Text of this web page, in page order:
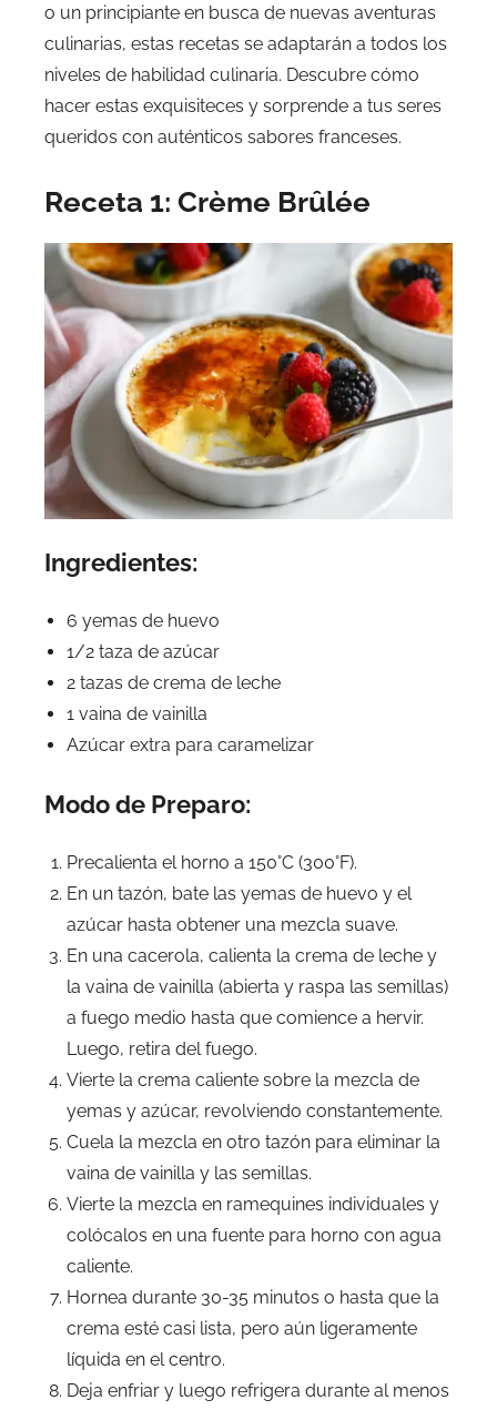
o un principiante en busca de nuevas aventuras
culinarias, estas recetas se adaptarán a todos los
niveles de habilidad culinaria. Descubre cómo
hacer estas exquisiteces y sorprende a tus seres
queridos con auténticos sabores franceses.
Receta 1: Crème Brûlée
Ingredientes:
6 yemas de huevo
1/2 taza de azúcar
2 tazas de crema de leche
1 vaina de vainilla
Azúcar extra para caramelizar
Modo de Preparo:
Precalienta el horno a 150°C (300°F).
En un tazón, bate las yemas de huevo y el
azúcar hasta obtener una mezcla suave.
En una cacerola, calienta la crema de leche y
la vaina de vainilla (abierta y raspa las semillas)
a fuego medio hasta que comience a hervir.
Luego, retira del fuego.
Vierte la crema caliente sobre la mezcla de
yemas y azúcar, revolviendo constantemente.
Cuela la mezcla en otro tazón para eliminar la
vaina de vainilla y las semillas.
Vierte la mezcla en ramequines individuales y
colócalos en una fuente para horno con agua
caliente.
Hornea durante 30-35 minutos o hasta que la
crema esté casi lista, pero aún ligeramente
líquida en el centro.
Deja enfriar y luego refrigera durante al menos